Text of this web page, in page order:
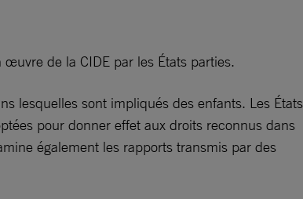
de la CIDE par les États parties.
lesquelles sont impliqués des enfants. Les États
pour donner effet aux droits reconnus dans
également les rapports transmis par des